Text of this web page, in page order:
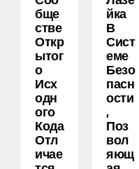
Бще
Стве
Откр
Ытог
О
Исх
Одн
Ого
Кода
Отл
Ичае
Йка
В
Сист
Еме
Безо
Пасн
Ости
,
Поз
Вол
Яющ